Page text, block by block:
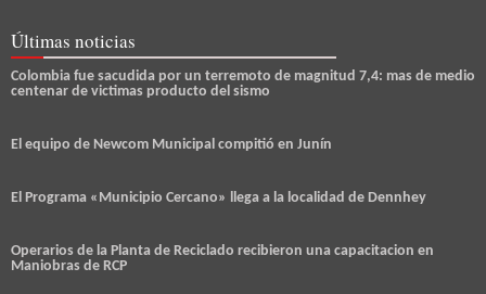
Últimas noticias
Colombia fue sacudida por un terremoto de magnitud 7,4: mas de medio
centenar de victimas producto del sismo
El equipo de Newcom Municipal compitió en Junín
El Programa «Municipio Cercano» llega a la localidad de Dennhey
Operarios de la Planta de Reciclado recibieron una capacitacion en
Maniobras de RCP